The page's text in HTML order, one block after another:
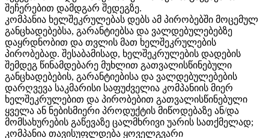
შეჩერებით დამდგარ შედეგზე.
კომპანია ხელშეკრულებას დებს ამ პირობებში მოცემულ
განცხადებებსა, გარანტიებსა და ვალდებულებებზე
დაყრდნობით და თვლის მათ ხელშეკრულების
პირობებად. შესაბამისად, ხელშეკრულების დადების
შემდეგ წინამდებარე მუხლით გათვალისწინებული
განცხადებების, გარანტიებისა და ვალდებულებების
დარღვევა საკმარისი საფუძველია კომპანიის მიერ
ხელშეკრულებით და პირობებით გათვალისწინებული
ყველა ან ნებისმიერი პროდუქტის მიწოდებაზე ან/და
მომსახურების გაწევაზე ცალმხრივი უარის სათქმელად;
კომპანია თავისუფლდება ყოველგვარი